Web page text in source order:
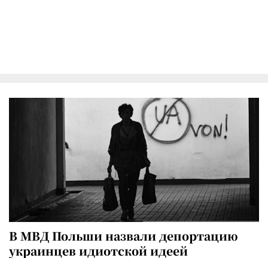
В МВД Польши назвали депортацию
украинцев идиотской идеей